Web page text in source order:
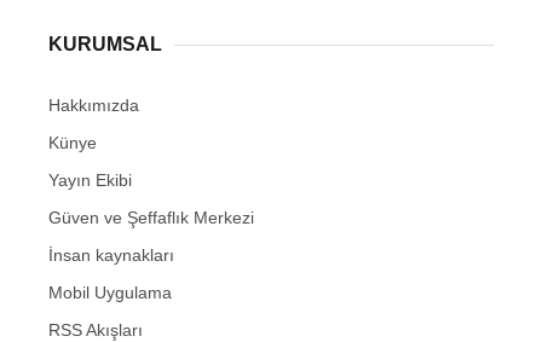
KURUMSAL
Hakkımızda
Künye
Yayın Ekibi
Güven ve Şeffaflık Merkezi
İnsan kaynakları
Mobil Uygulama
RSS Akışları